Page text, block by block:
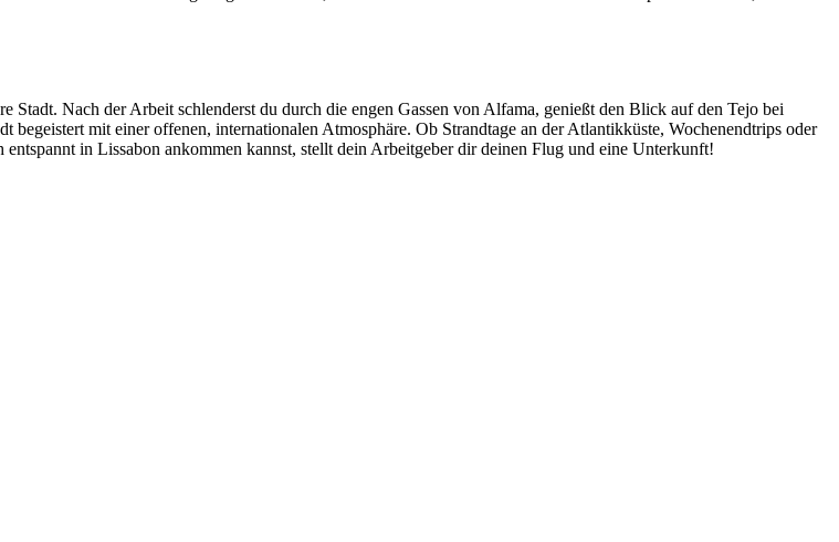
Nach der Arbeit schlenderst du durch die engen Gassen von Alfama, genießt den Blick auf den Tejo bei
mit einer offenen, internationalen Atmosphäre. Ob Strandtage an der Atlantikküste, Wochenendtrips oder
entspannt in Lissabon ankommen kannst, stellt dein Arbeitgeber dir deinen Flug und eine Unterkunft!